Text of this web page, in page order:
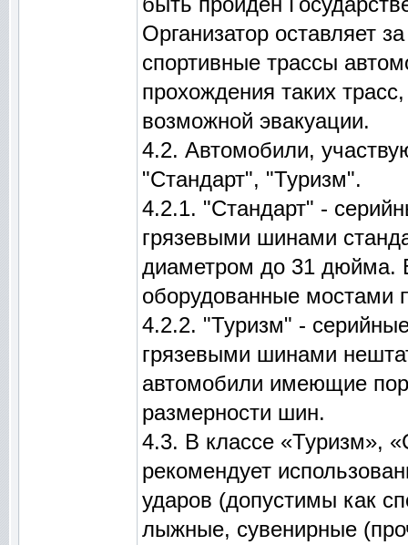
Организатор оставляет
спортивные трассы
прохождения таких
возможной эвакуации.
4.2. Автомобили,
"Стандарт", "Туризм".
4.2.1. "Стандарт" -
грязевыми шинами
диаметром до 31 дюйма.
оборудованные мостами
4.2.2. "Туризм" -
грязевыми шинами
автомобили имеющие
размерности шин.
4.3. В классе «Туризм»,
рекомендует
ударов (допустимы как
лыжные, сувенирные